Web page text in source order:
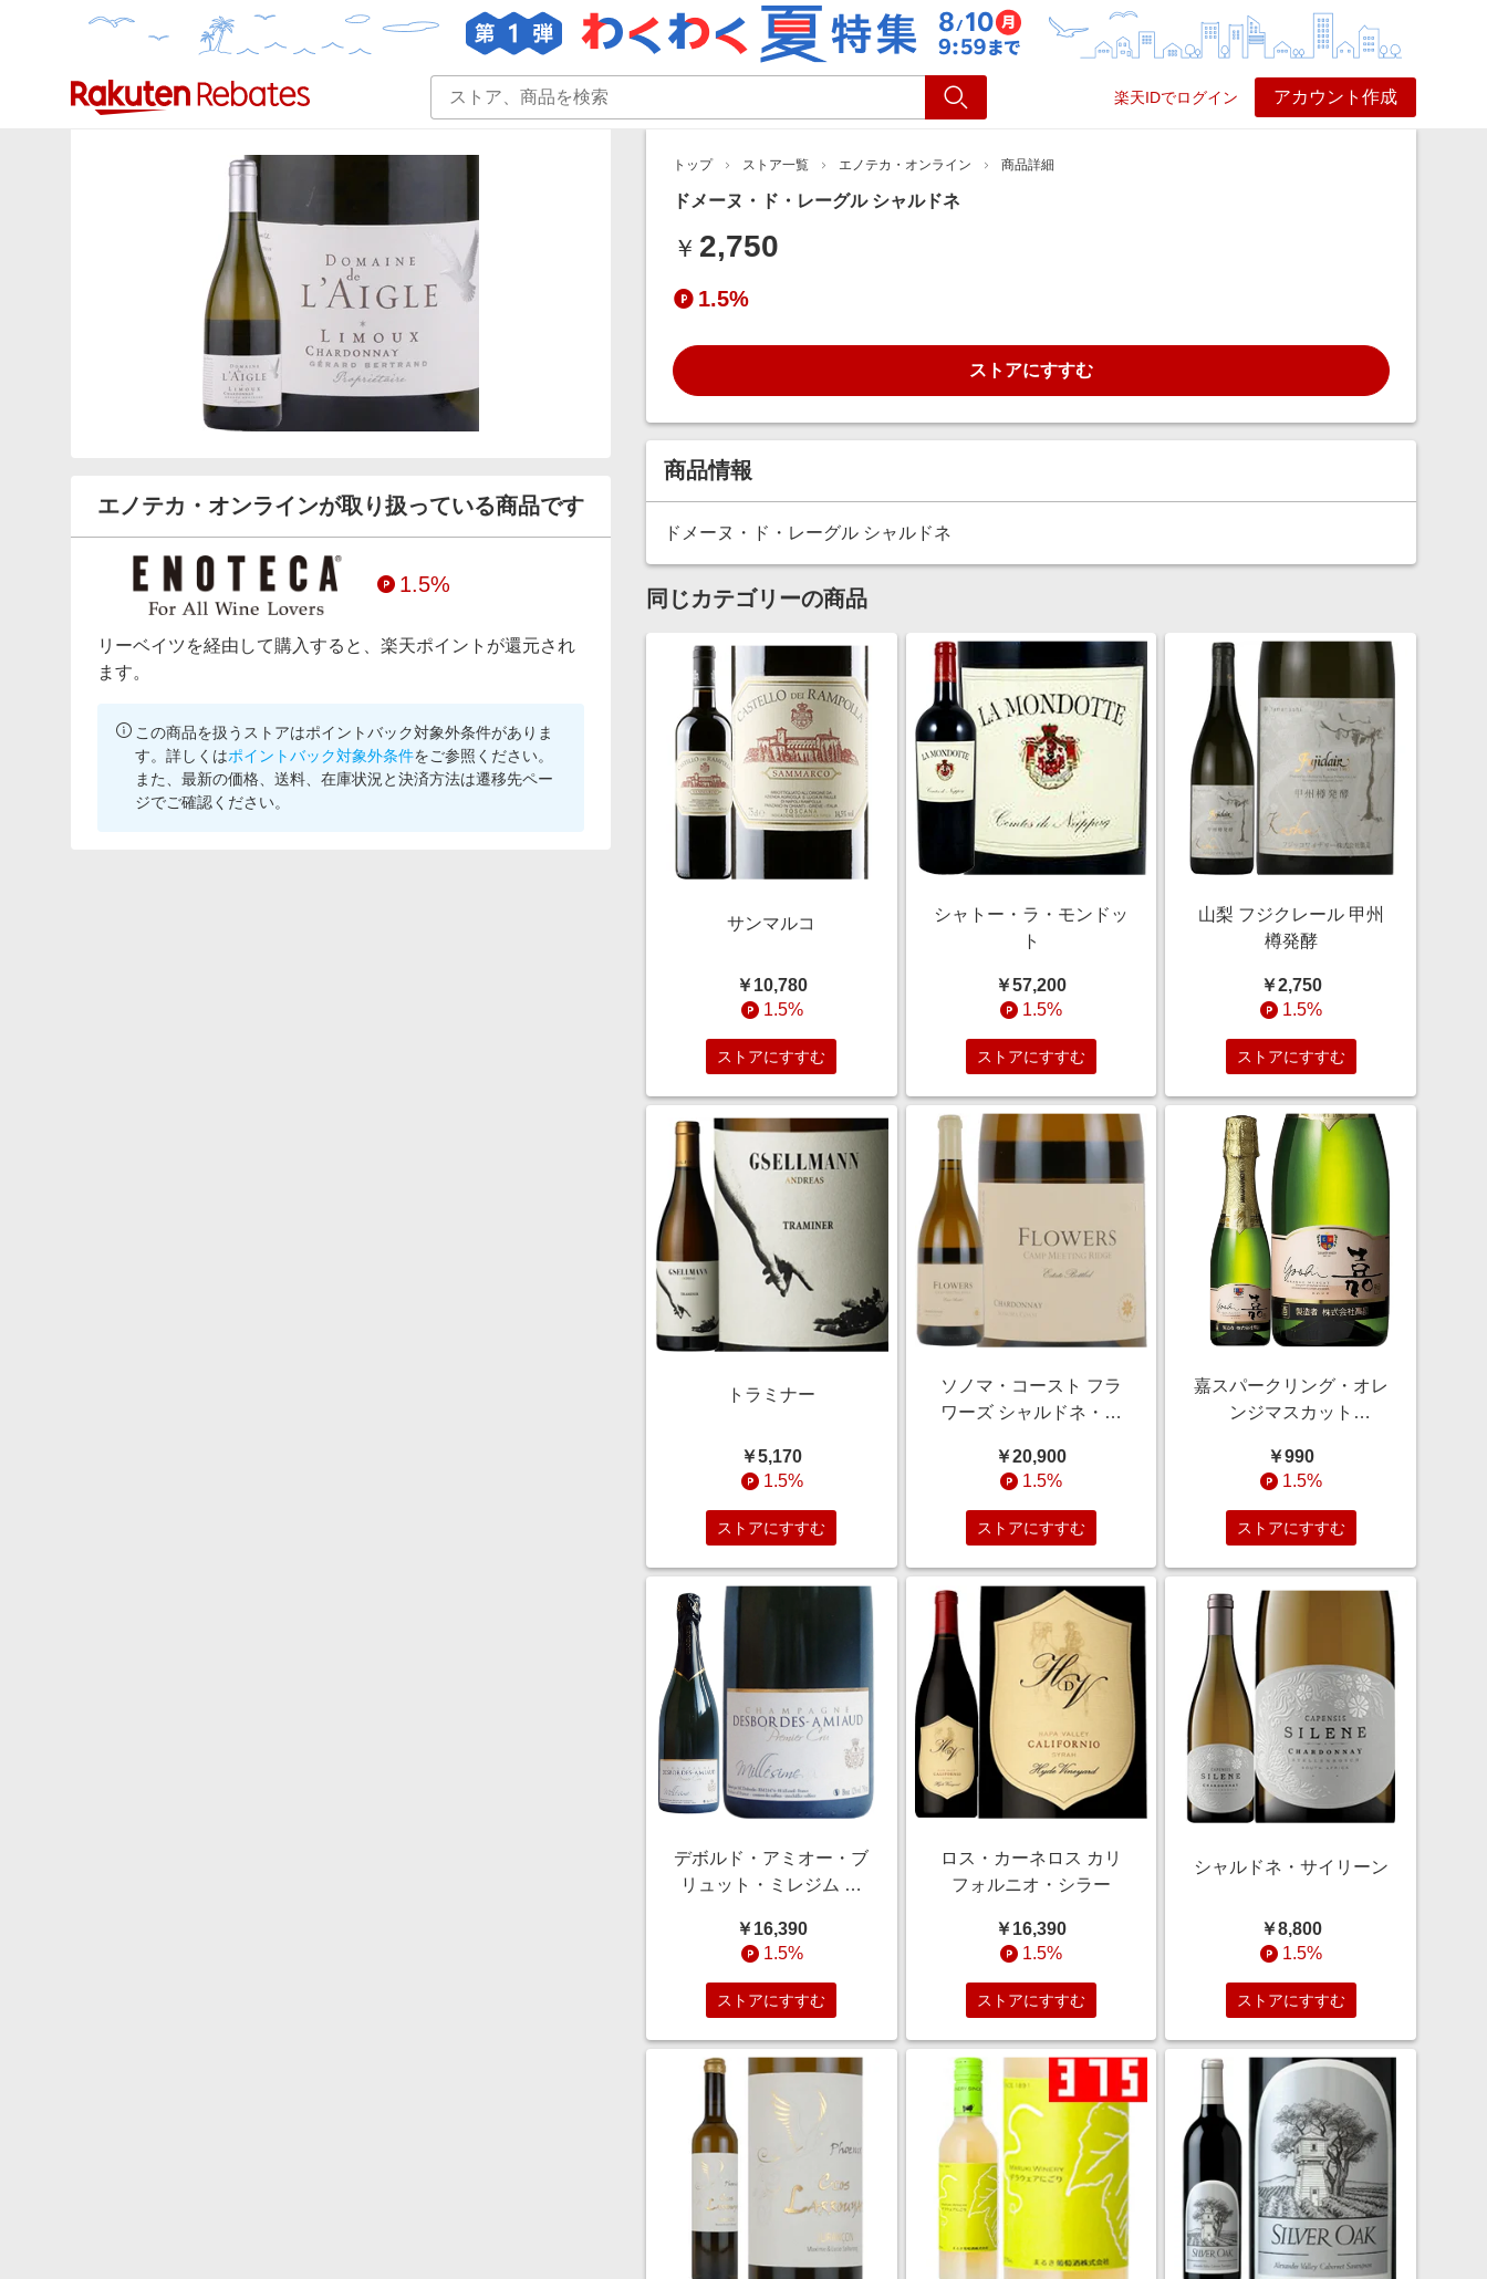
楽天IDでログイン アカウント作成
エノテカ・オンラインが取り扱っている商品です
1.5%
リーベイツを経由して購入すると、楽天ポイントが還元され
ます。
この商品を扱うストアはポイントバック対象外条件がありま
す。詳しくはポイントバック対象外条件をご参照ください。
また、最新の価格、送料、在庫状況と決済方法は遷移先ペー
ジでご確認ください。
トップ ストア一覧 エノテカ・オンライン 商品詳細
ドメーヌ・ド・レーグル シャルドネ
￥ 2,750
1.5%
ストアにすすむ
商品情報
ドメーヌ・ド・レーグル シャルドネ
同じカテゴリーの商品
サンマルコ
￥10,780
1.5%
ストアにすすむ
シャトー・ラ・モンドッ
ト
￥57,200
1.5%
ストアにすすむ
山梨 フジクレール 甲州
樽発酵
￥2,750
1.5%
ストアにすすむ
トラミナー
￥5,170
1.5%
ストアにすすむ
ソノマ・コースト フラ
ワーズ シャルドネ・キ
リッジ
￥20,900
1.5%
ストアにすすむ
嘉スパークリング・オレ
ンジマスカット
￥990
1.5%
ストアにすすむ
デボルド・アミオー・ブ
リュット・ミレジム プ
￥16,390
1.5%
ストアにすすむ
ロス・カーネロス カリ
フォルニオ・シラー
￥16,390
1.5%
ストアにすすむ
シャルドネ・サイリーン
￥8,800
1.5%
ストアにすすむ